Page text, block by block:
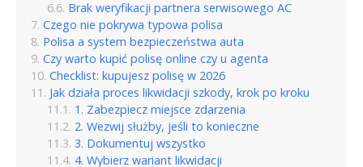
Brak weryfikacji partnera serwisowego AC
Czego nie pokrywa typowa polisa
Polisa a system bezpieczeństwa auta
Czy warto kupić polisę online czy u agenta
Checklist: kupujesz polisę w 2026
Jak działa proces likwidacji szkody, krok po kroku
1. Zabezpiecz miejsce zdarzenia
2. Wezwij służby, jeśli to konieczne
3. Dokumentuj wszystko
4. Wybierz wariant likwidacji